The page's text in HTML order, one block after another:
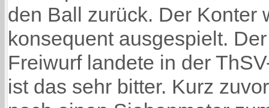
den Ball zurück. Der Konter
konsequent ausgespielt.
Freiwurf landete in der
ist das sehr bitter. Kurz